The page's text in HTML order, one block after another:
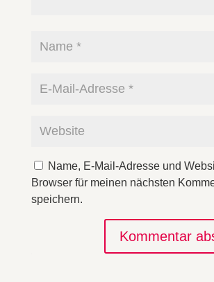
Name, E-Mail-Adresse und
Browser für meinen nächsten
speichern.
Kommentar